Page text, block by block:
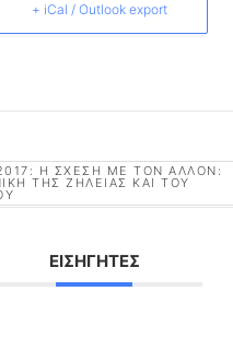
+ iCal / Outlook export
Η ΣΧΈΣΗ ΜΕ ΤΟΝ ΆΛΛΟΝ:
ΤΗΣ ΖΉΛΕΙΑΣ ΚΑΙ ΤΟΥ
ΕΙΣΗΓΗΤΈΣ